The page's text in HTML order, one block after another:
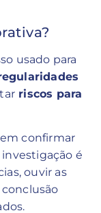
usado para
riscos para
confirmar
é
ouvir as